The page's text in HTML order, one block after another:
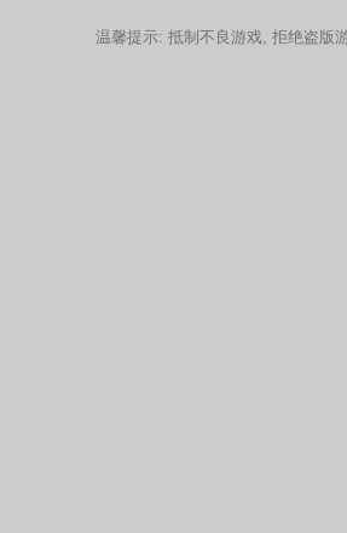
温馨提示: 抵制不良游戏, 拒绝盗版